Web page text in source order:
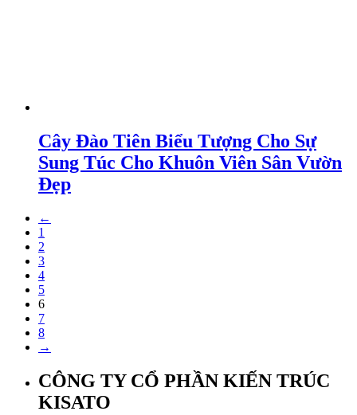
Cây Đào Tiên Biểu Tượng Cho Sự
Sung Túc Cho Khuôn Viên Sân Vườn
Đẹp
←
1
2
3
4
5
6
7
8
→
CÔNG TY CỔ PHẦN KIẾN TRÚC
KISATO